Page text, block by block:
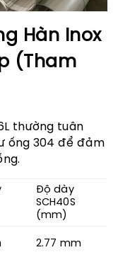
Hàn Inox
(Tham
thường tuân
ống 304 để đảm
Độ dày
SCH40S
(mm)
2.77 mm